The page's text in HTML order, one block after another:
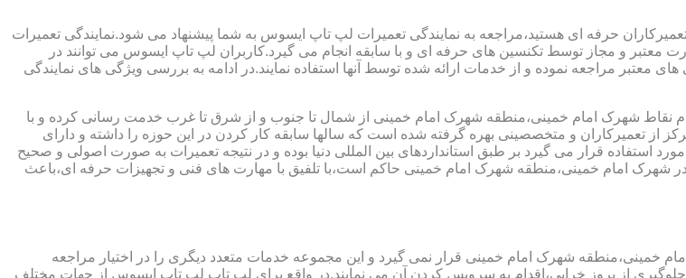
حرفه ای هستید،مراجعه به نمایندگی تعمیرات لپ تاپ ایسوس به شما پیشنهاد می شود.نمایندگی تعمیرات
معتبر و مجاز توسط تکنسین های حرفه ای و با سابقه انجام می گیرد.کاربران لپ تاپ ایسوس می توانند در
مراجعه نموده و از خدمات ارائه شده توسط آنها استفاده نمایند.در ادامه به بررسی ویژگی های نمایندگی
نقاط شهرک امام خمینی،منطقه شهرک امام خمینی از شمال تا جنوب و از شرق تا غرب خدمت رسانی کرده و با
از تعمیرکاران و متخصصینی بهره گرفته شده است که سالها سابقه کار کردن در این حوزه را داشته و دارای
استفاده قرار می گیرد بر طبق استانداردهای بین المللی دنیا بوده و در نتیجه تعمیرات به صورت اصولی و صحیح
امام خمینی،منطقه شهرک امام خمینی حاکم است،با تلفیق با مهارت های فنی و تجهیزات حرفه ای،باعث
خمینی،منطقه شهرک امام خمینی قرار نمی گیرد و این مجموعه خدمات متعدد دیگری را در اختیار مراجعه
جلوگیری از بروز خرابی،اقدام به سرویس کردن آن می نمایند.در واقع برای لپ تاپ لپ تاپ ایسوس از جهات مختلف